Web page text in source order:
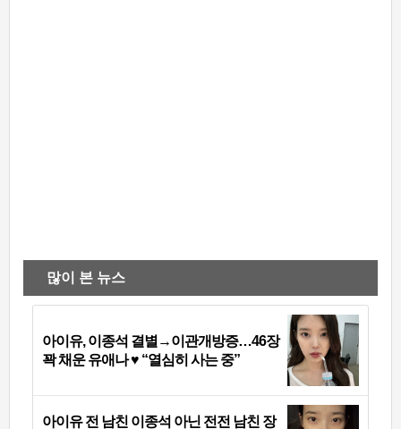
많이 본 뉴스
아이유, 이종석 결별→이관개방증…46장
꽉 채운 유애나 ♥ “열심히 사는 중”
아이유 전 남친 이종석 아닌 전전 남친 장